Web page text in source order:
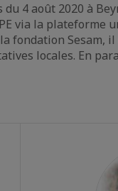
du 4 août 2020 à
via la plateforme
fondation Sesam,
locales. En